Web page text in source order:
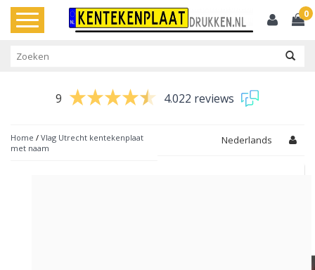
Toggle
navigation
0
9 4.022 reviews
Home / Vlag Utrecht kentekenplaat
met naam
Nederlands